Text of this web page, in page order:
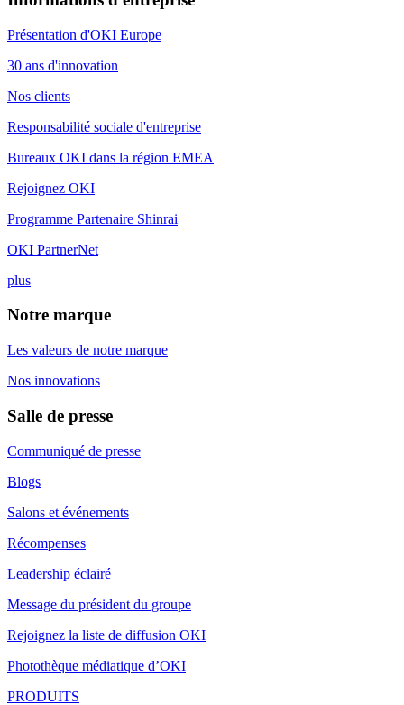
Présentation d'OKI Europe
30 ans d'innovation
Nos clients
Responsabilité sociale d'entreprise
Bureaux OKI dans la région EMEA
Rejoignez OKI
Programme Partenaire Shinrai
OKI PartnerNet
plus
Notre marque
Les valeurs de notre marque
Nos innovations
Salle de presse
Communiqué de presse
Blogs
Salons et événements
Récompenses
Leadership éclairé
Message du président du groupe
Rejoignez la liste de diffusion OKI
Photothèque médiatique d’OKI
PRODUITS